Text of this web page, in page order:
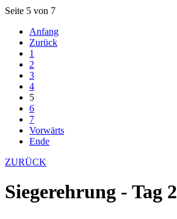
Seite 5 von 7
Anfang
Zurück
1
2
3
4
5
6
7
Vorwärts
Ende
ZURÜCK
Siegerehrung - Tag 2